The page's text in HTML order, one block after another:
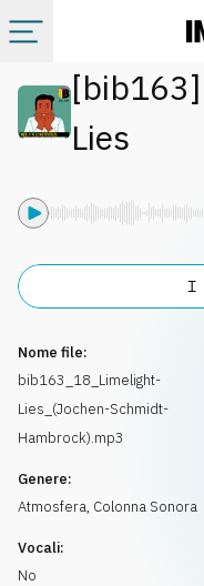
Categorie
Info
Richiedi musica
[bib163]
Lies
Nome file:
bib163_18_Limelight-
Lies_(Jochen-Schmidt-
Hambrock).mp3
Genere:
Atmosfera, Colonna Sonora
Vocali:
No
I